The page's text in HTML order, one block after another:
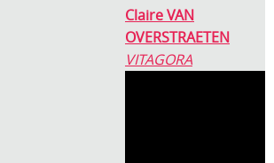
Claire VAN
OVERSTRAETEN
VITAGORA